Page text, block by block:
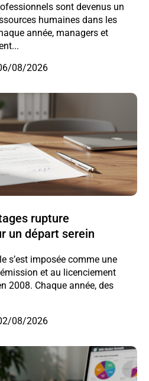
sont devenus un
humaines dans les
année, managers et
08/2026
rupture
un départ serein
s’est imposée comme une
et au licenciement
2008. Chaque année, des
08/2026